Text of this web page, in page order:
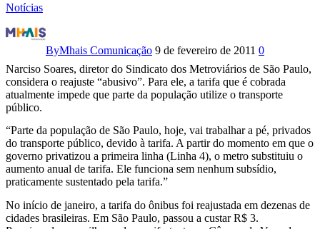
Notícias
Tarifa
atual
impede
o
uso
do
transporte
público,
ByMhais Comunicação 9 de fevereiro de 2011 0
Narciso Soares, diretor do Sindicato dos Metroviários de São Paulo,
considera o reajuste “abusivo”. Para ele, a tarifa que é cobrada
atualmente impede que parte da população utilize o transporte
público.
“Parte da população de São Paulo, hoje, vai trabalhar a pé, privados
do transporte público, devido à tarifa. A partir do momento em que o
governo privatizou a primeira linha (Linha 4), o metro substituiu o
aumento anual de tarifa. Ele funciona sem nenhum subsídio,
praticamente sustentado pela tarifa.”
No início de janeiro, a tarifa do ônibus foi reajustada em dezenas de
cidades brasileiras. Em São Paulo, passou a custar R$ 3.